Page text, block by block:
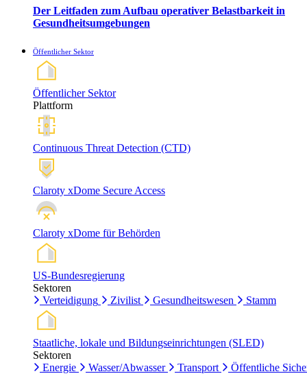
Der Leitfaden zum Aufbau operativer Belastbarkeit in
Gesundheitsumgebungen
Öffentlicher Sektor
Öffentlicher Sektor
Plattform
Continuous Threat Detection (CTD)
Claroty xDome Secure Access
Claroty xDome für Behörden
US-Bundesregierung
Sektoren
Verteidigung
Zivilist Gesundheitswesen Stamm
Staatliche, lokale und Bildungseinrichtungen (SLED)
Sektoren
Energie
Wasser/Abwasser Transport Öffentliche